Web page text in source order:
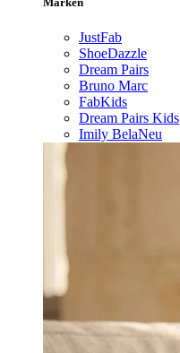
JustFab
ShoeDazzle
Dream Pairs
Bruno Marc
FabKids
Dream Pairs Kids
Imily BelaNeu